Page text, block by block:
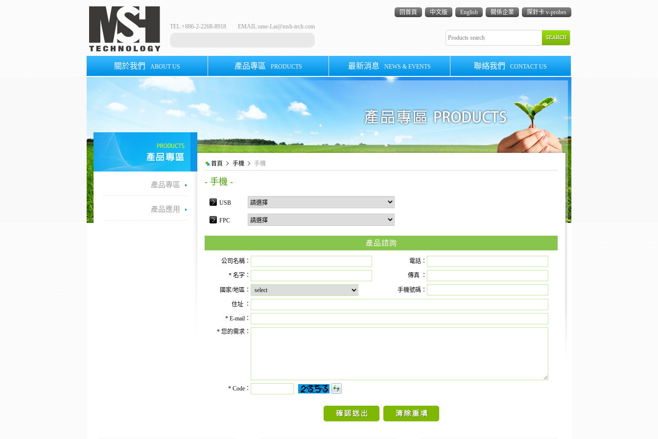
回首頁 中文版 English 關係企業 探針卡 v-probes
TEL:+886-2-2268-8918 EMAIL:ume-Lai@msh-tech.com
關於我們 ABOUT US 產品專區 PRODUCTS 最新消息 NEWS & EVENTS 聯絡我們 CONTACT US
首頁 手機 手機
- 手機 -
USB
FPC
產品諮詢
公司名稱： 電話：
* 名字： 傳真 ：
國家/地區： 手機號碼：
住址 ：
* E-mail：
* 您的需求：
* Code：
產品專區
產品應用